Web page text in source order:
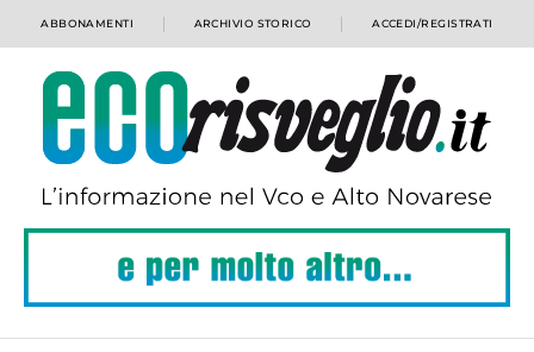
ABBONAMENTI ARCHIVIO STORICO ACCEDI/REGISTRATI